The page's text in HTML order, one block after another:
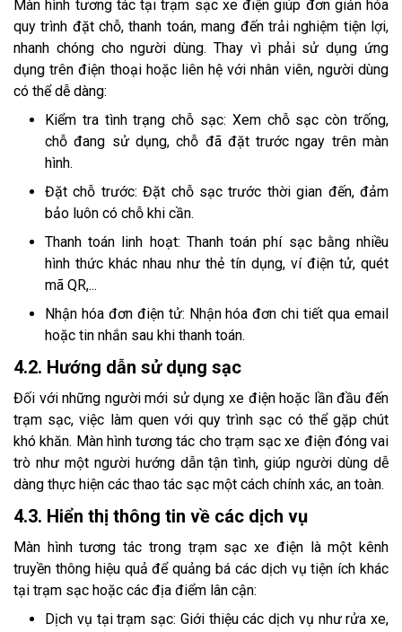
Màn hình tương tác tại trạm sạc xe điện giúp đơn giản hóa
quy trình đặt chỗ, thanh toán, mang đến trải nghiệm tiện lợi,
nhanh chóng cho người dùng. Thay vì phải sử dụng ứng
dụng trên điện thoại hoặc liên hệ với nhân viên, người dùng
có thể dễ dàng:
Kiểm tra tình trạng chỗ sạc: Xem chỗ sạc còn trống,
chỗ đang sử dụng, chỗ đã đặt trước ngay trên màn
hình.
Đặt chỗ trước: Đặt chỗ sạc trước thời gian đến, đảm
bảo luôn có chỗ khi cần.
Thanh toán linh hoạt: Thanh toán phí sạc bằng nhiều
hình thức khác nhau như thẻ tín dụng, ví điện tử, quét
mã QR,...
Nhận hóa đơn điện tử: Nhận hóa đơn chi tiết qua email
hoặc tin nhắn sau khi thanh toán.
4.2. Hướng dẫn sử dụng sạc
Đối với những người mới sử dụng xe điện hoặc lần đầu đến
trạm sạc, việc làm quen với quy trình sạc có thể gặp chút
khó khăn. Màn hình tương tác cho trạm sạc xe điện đóng vai
trò như một người hướng dẫn tận tình, giúp người dùng dễ
dàng thực hiện các thao tác sạc một cách chính xác, an toàn.
4.3. Hiển thị thông tin về các dịch vụ
Màn hình tương tác trong trạm sạc xe điện là một kênh
truyền thông hiệu quả để quảng bá các dịch vụ tiện ích khác
tại trạm sạc hoặc các địa điểm lân cận:
Dịch vụ tại trạm sạc: Giới thiệu các dịch vụ như rửa xe,